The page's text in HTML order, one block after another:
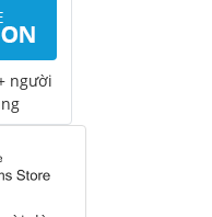
người